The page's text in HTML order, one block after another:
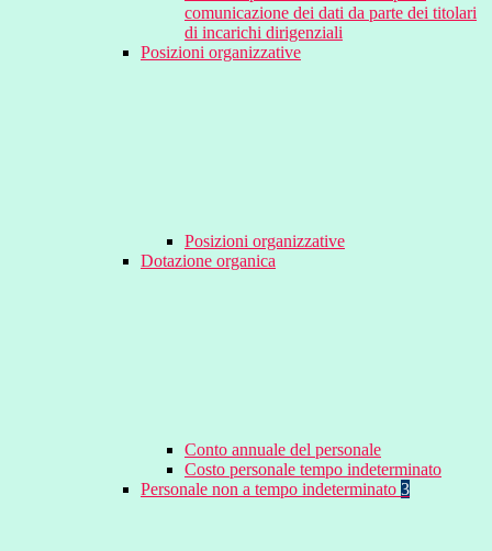
comunicazione dei dati da parte dei titolari
di incarichi dirigenziali
Posizioni organizzative
Posizioni organizzative
Dotazione organica
Conto annuale del personale
Costo personale tempo indeterminato
Personale non a tempo indeterminato 3